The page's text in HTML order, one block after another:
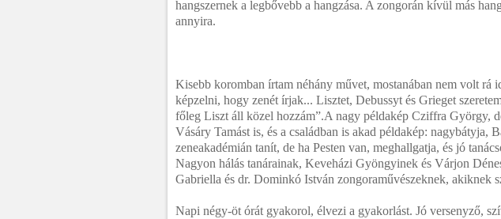
hangszernek a legbővebb a hangzása. A zongorán kívül más
annyira.
Kisebb koromban írtam néhány művet, mostanában nem volt rá
képzelni, hogy zenét írjak... Lisztet, Debussyt és Grieget
főleg Liszt áll közel hozzám”.A nagy példakép Cziffra György,
Vásáry Tamást is, és a családban is akad példakép: nagybátyja,
zeneakadémián tanít, de ha Pesten van, meghallgatja, és jó
Nagyon hálás tanárainak, Keveházi Gyöngyinek és Várjon
Gabriella és dr. Dominkó István zongoraművészeknek, akiknek
Napi négy-öt órát gyakorol, élvezi a gyakorlást. Jó versenyző,